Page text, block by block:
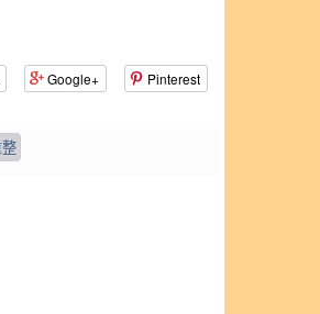
Google+ Pinterest